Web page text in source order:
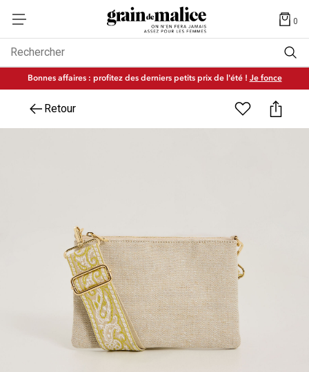
0
Rechercher
Bonnes affaires : profitez des derniers petits prix de l'été ! Je fonce
Retour